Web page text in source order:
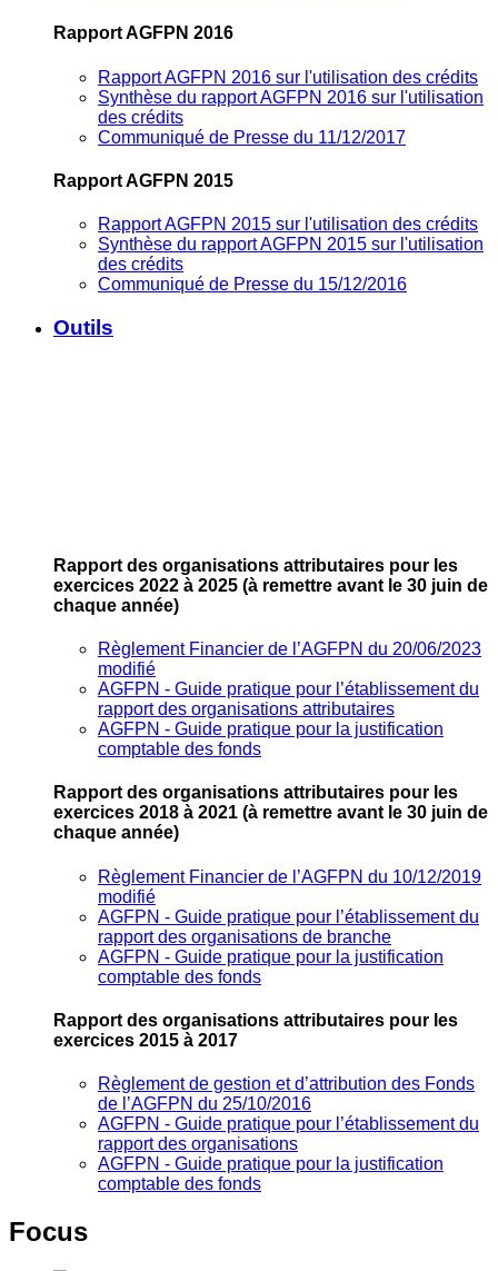
Rapport AGFPN 2016
Rapport AGFPN 2016 sur l'utilisation des crédits
Synthèse du rapport AGFPN 2016 sur l'utilisation
des crédits
Communiqué de Presse du 11/12/2017
Rapport AGFPN 2015
Rapport AGFPN 2015 sur l'utilisation des crédits
Synthèse du rapport AGFPN 2015 sur l'utilisation
des crédits
Communiqué de Presse du 15/12/2016
Outils
Rapport des organisations attributaires pour les
exercices 2022 à 2025 (à remettre avant le 30 juin de
chaque année)
Règlement Financier de l’AGFPN du 20/06/2023
modifié
AGFPN ‐ Guide pratique pour l’établissement du
rapport des organisations attributaires
AGFPN ‐ Guide pratique pour la justification
comptable des fonds
Rapport des organisations attributaires pour les
exercices 2018 à 2021 (à remettre avant le 30 juin de
chaque année)
Règlement Financier de l’AGFPN du 10/12/2019
modifié
AGFPN ‐ Guide pratique pour l’établissement du
rapport des organisations de branche
AGFPN ‐ Guide pratique pour la justification
comptable des fonds
Rapport des organisations attributaires pour les
exercices 2015 à 2017
Règlement de gestion et d’attribution des Fonds
de l’AGFPN du 25/10/2016
AGFPN ‐ Guide pratique pour l’établissement du
rapport des organisations
AGFPN ‐ Guide pratique pour la justification
comptable des fonds
Focus